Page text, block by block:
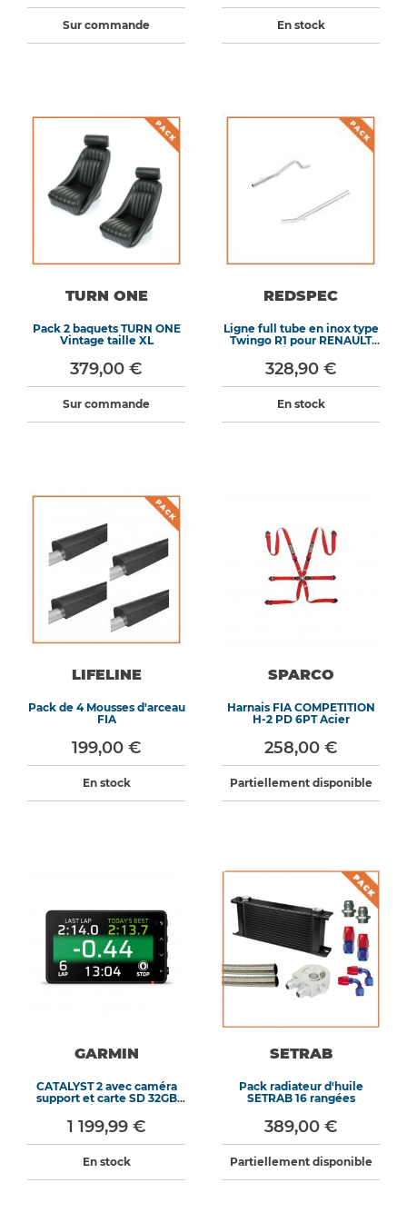
Sur commande En stock
TURN ONE
Pack 2 baquets TURN ONE
Vintage taille XL
379,00 €
Sur commande
REDSPEC
Ligne full tube en inox type
Twingo R1 pour RENAULT
328,90 €
En stock
LIFELINE
Pack de 4 Mousses d'arceau
FIA
199,00 €
En stock
SPARCO
Harnais FIA COMPETITION
H-2 PD 6PT Acier
258,00 €
Partiellement disponible
GARMIN
CATALYST 2 avec caméra
support et carte SD 32GB
1 199,99 €
En stock
SETRAB
Pack radiateur d'huile
SETRAB 16 rangées
389,00 €
Partiellement disponible